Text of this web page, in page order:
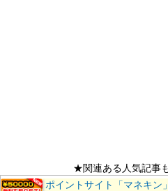
★関連ある人気記事
ポイントサイト「マネキ